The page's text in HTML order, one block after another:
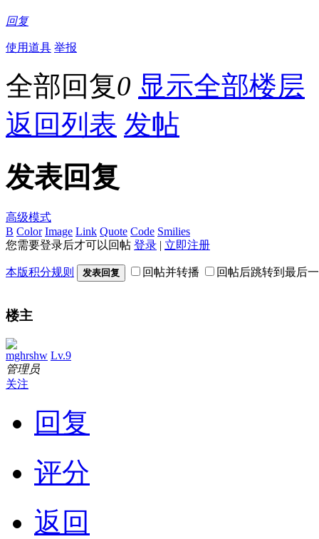
回复
使用道具 举报
全部回复0 显示全部楼层
返回列表 发帖
发表回复
高级模式
B Color Image Link Quote Code Smilies
您需要登录后才可以回帖 登录 | 立即注册
本版积分规则 发表回复 回帖并转播 回帖后跳转到最后
楼主
mghrshw Lv.9
管理员
关注
回复
评分
返回